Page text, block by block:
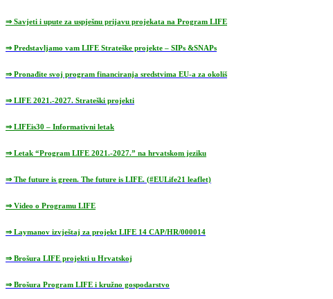
⇒ Savjeti i upute za uspješnu prijavu projekata na Program LIFE
⇒ Predstavljamo vam LIFE Strateške projekte – SIPs &SNAPs
⇒ Pronađite svoj program financiranja sredstvima EU-a za okoliš
⇒ LIFE 2021.-2027. Strateški projekti
⇒ LIFEis30 – Informativni letak
⇒ Letak “Program LIFE 2021.-2027.” na hrvatskom jeziku
⇒ The future is green. The future is LIFE. (#EULife21 leaflet)
⇒ Video o Programu LIFE
⇒ Laymanov izvještaj za projekt LIFE 14 CAP/HR/000014
⇒ Brošura LIFE projekti u Hrvatskoj
⇒ Brošura Program LIFE i kružno gospodarstvo